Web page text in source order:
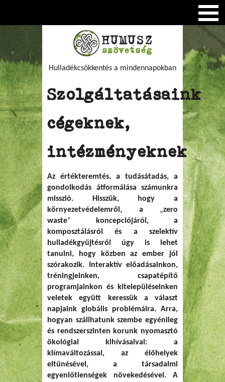
Hulladékcsökkentés a mindennapokban
Szolgáltatásaink
cégeknek,
intézményeknek
Az értékteremtés, a tudásátadás, a
gondolkodás átformálása számunkra
misszió. Hisszük, hogy a
környezetvédelemről, a „zero
waste” koncepciójáról, a
komposztálásról és a szelektív
hulladékgyűjtésről úgy is lehet
tanulni, hogy közben az ember jól
szórakozik. Interaktív előadásainkon,
tréningjeinken, csapatépítő
programjainkon és kitelepüléseinken
veletek együtt keressük a választ
napjaink globális problémáira. Arra,
hogyan szállhatunk szembe egyénileg
és rendszerszinten korunk nyomasztó
ökológiai kihívásaival: a
klímaváltozással, az élőhelyek
eltűnésével, a társadalmi
egyenlőtlenségek növekedésével. A